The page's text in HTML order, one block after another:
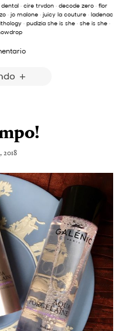
· cire trvdon · decode zero · flor
· jo malone· juicy la couture· ladenac
· pudizia she is she· she is she·
2018